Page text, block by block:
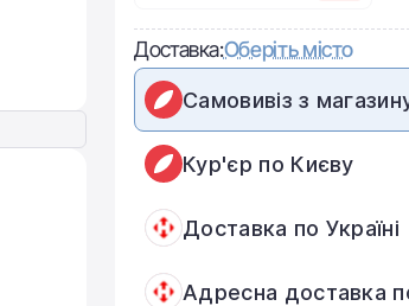
Доставка:Оберіть місто
Самовивіз з
Кур'єр по Києву
Доставка по Україні
Адресна доставка